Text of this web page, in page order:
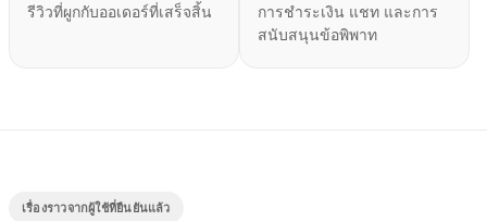
รีวิวที่ผูกกับออเดอร์ที่เสร็จสิ้น
การชำระเงิน แชท และการ
สนับสนุนข้อพิพาท
เรื่องราวจากผู้ใช้ที่ยืนยันแล้ว